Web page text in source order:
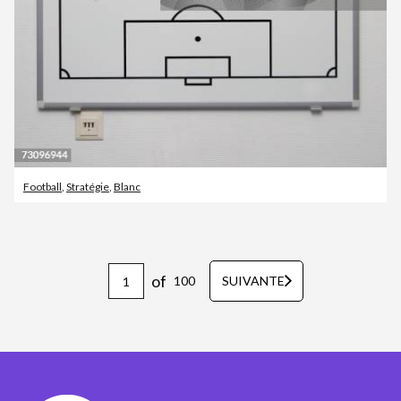
Football, Stratégie, Blanc
of 100 SUIVANTE